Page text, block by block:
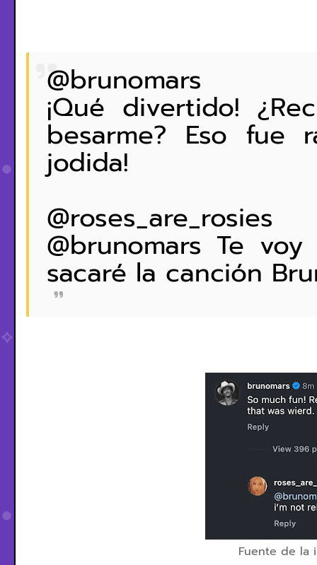
@brunomars
¡Qué divertido!
besarme? Eso fue
jodida!
@roses_are_rosies
@brunomars Te
sacaré la canción
Fuente de la